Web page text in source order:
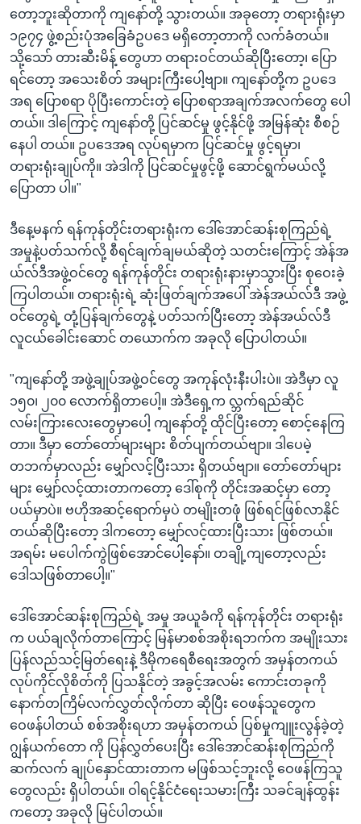
တော့ဘူးဆိုတာကို ကျနော်တို့ သွားတယ်။ အခုတော့ တရားရုံးမှာ
၁၉၇၄ ဖွဲ့စည်းပုံအခြေခံဥပဒေ မရှိတော့တာကို လက်ခံတယ်။
သို့သော် တားဆီးမိန့် တွေဟာ တရားဝင်တယ်ဆိုပြီးတော့၊ ပြော
ရင်တော့ အသေးစိတ် အများကြီးပေါ့ဗျာ။ ကျနော်တို့က ဥပဒေ
အရ ပြောစရာ ပိုပြီးကောင်းတဲ့ ပြောစရာအချက်အလက်တွေ ပေါ
တယ်။ ဒါကြောင့် ကျနော်တို့ ပြင်ဆင်မှု ဖွင့်နိုင်ဖို့ အမြန်ဆုံး စီစဉ်
နေပါ တယ်။ ဥပဒေအရ လုပ်ရမှာက ပြင်ဆင်မှု ဖွင့်ရမှာ၊
တရားရုံးချုပ်ကို။ အဲဒါကို ပြင်ဆင်မှုဖွင့်ဖို့ ဆောင်ရွက်မယ်လို့
ပြောတာ ပါ။"
ဒီနေ့မနက် ရန်ကုန်တိုင်းတရားရုံးက ဒေါ်အောင်ဆန်းစုကြည်ရဲ့
အမှုနဲ့ပတ်သက်လို့ စီရင်ချက်ချမယ်ဆိုတဲ့ သတင်းကြောင့် အဲန်အ
ယ်လ်ဒီအဖွဲ့ဝင်တွေ ရန်ကုန်တိုင်း တရားရုံးနားမှာသွားပြီး စုဝေးခဲ့
ကြပါတယ်။ တရားရုံးရဲ့ ဆုံးဖြတ်ချက်အပေါ် အဲန်အယ်လ်ဒီ အဖွဲ့
ဝင်တွေရဲ့ တုံ့ပြန်ချက်တွေနဲ့ ပတ်သက်ပြီးတော့ အဲန်အယ်လ်ဒီ
လူငယ်ခေါင်းဆောင် တယောက်က အခုလို ပြောပါတယ်။
"ကျနော်တို့ အဖွဲ့ချုပ်အဖွဲ့ဝင်တွေ အကုန်လုံးနီးပါးပဲ။ အဲဒီမှာ လူ
၁၅၀၊ ၂၀၀ လောက်ရှိတာပေါ့။ အဲဒီရှေ့က လ္ဘက်ရည်ဆိုင်
လမ်းကြားလေးတွေမှာပေါ့ ကျနော်တို့ ထိုင်ပြီးတော့ စောင့်နေကြ
တာ။ ဒီမှာ တော်တော်များများ စိတ်ပျက်တယ်ဗျာ။ ဒါပေမဲ့
တဘက်မှာလည်း မျှော်လင့်ပြီးသား ရှိတယ်ဗျာ။ တော်တော်များ
များ မျှော်လင့်ထားတာကတော့ ဒေါ်စုကို တိုင်းအဆင့်မှာ တော့
ပယ်မှာပဲ။ ဗဟိုအဆင့်ရောက်မှပဲ တမျိုးတဖုံ ဖြစ်ရင်ဖြစ်လာနိုင်
တယ်ဆိုပြီးတော့ ဒါကတော့ မျှော်လင့်ထားပြီးသား ဖြစ်တယ်။
အရမ်း မပေါက်ကွဲဖြစ်အောင်ပေါ့နော်။ တချို့ကျတော့လည်း
ဒေါသဖြစ်တာပေါ့။"
ဒေါ်အောင်ဆန်းစုကြည်ရဲ့ အမှု အယူခံကို ရန်ကုန်တိုင်း တရားရုံး
က ပယ်ချလိုက်တာကြောင့် မြန်မာစစ်အစိုးရဘက်က အမျိုးသား
ပြန်လည်သင့်မြတ်ရေးနဲ့ ဒီမိုကရေစီရေးအတွက် အမှန်တကယ်
လုပ်ကိုင်လိုစိတ်ကို ပြသနိုင်တဲ့ အခွင့်အလမ်း ကောင်းတခုကို
နောက်တကြိမ်လက်လွှတ်လိုက်တာ ဆိုပြီး ဝေဖန်သူတွေက
ဝေဖန်ပါတယ် စစ်အစိုးရဟာ အမှန်တကယ် ပြစ်မှုကျူးလွန်ခဲ့တဲ့
ဂျွန်ယက်တော ကို ပြန်လွှတ်ပေးပြီး ဒေါ်အောင်ဆန်းစုကြည်ကို
ဆက်လက် ချုပ်နှောင်ထားတာက မဖြစ်သင့်ဘူးလို့ ဝေဖန်ကြသူ
တွေလည်း ရှိပါတယ်။ ဝါရင့်နိုင်ငံရေးသမားကြီး သခင်ချန်ထွန်း
ကတော့ အခုလို မြင်ပါတယ်။